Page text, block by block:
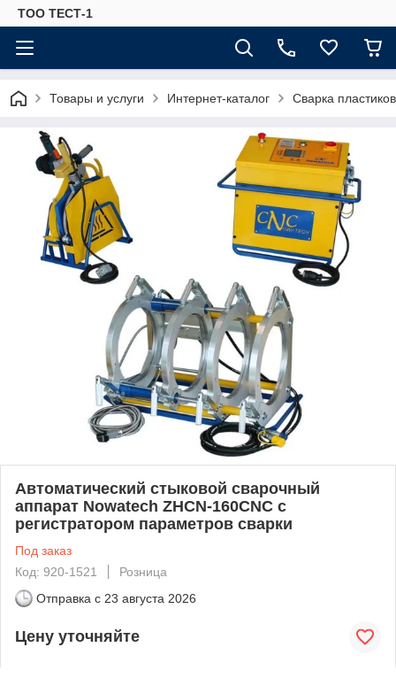
ТОО ТЕСТ-1
Товары и услуги Интернет-каталог Сварка
Автоматический стыковой сварочный
аппарат Nowatech ZHCN-160CNC с
регистратором параметров сварки
Под заказ
Код: 920-1521
Розница
Отправка с 23 августа 2026
Цену уточняйте